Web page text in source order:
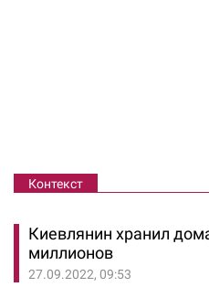
Контекст
Киевлянин хранил
миллионов
27.09.2022, 09:53